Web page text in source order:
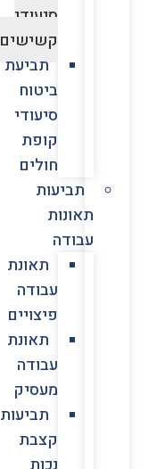
סיעודי
קשישים
תביעת
ביטוח
סיעודי
קופת
חולים
תביעות
תאונות
עבודה
תאונת
עבודה
פיצויים
תאונת
עבודה
מעסיק
תביעות
קצבת
נכות